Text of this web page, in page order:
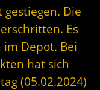
gestiegen. Die
Es
Depot. Bei
hat sich
(05.02.2024)